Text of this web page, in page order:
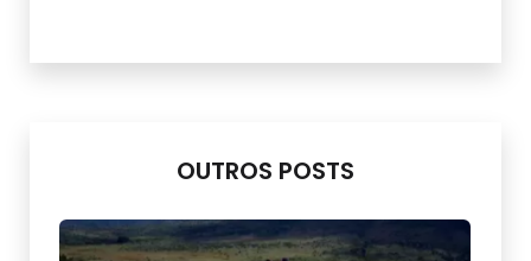
OUTROS POSTS